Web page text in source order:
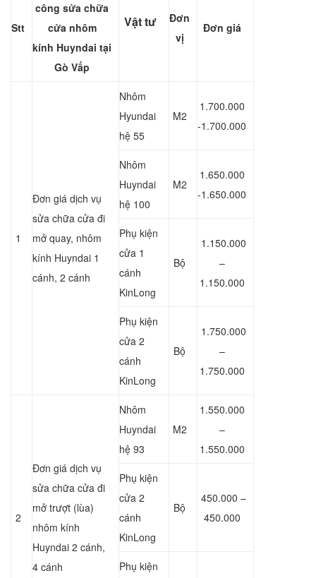
Stt
công sửa chữa
cửa nhôm
kính Huyndai tại
Gò Vấp
Vật tư
Đơn
vị
Đơn giá
1
Đơn giá dịch vụ
sửa chữa cửa đi
mở quay, nhôm
kính Huyndai 1
cánh, 2 cánh
Nhôm
Hyundai
hệ 55
M2
1.700.000
-1.700.000
Nhôm
Huyndai
hệ 100
M2
1.650.000
-1.650.000
Phụ kiện
cửa 1
cánh
KinLong
Bộ
1.150.000
–
1.150.000
Phụ kiện
cửa 2
cánh
KinLong
Bộ
1.750.000
–
1.750.000
2
Đơn giá dịch vụ
sửa chữa cửa đi
mở trượt (lùa)
nhôm kính
Huyndai 2 cánh,
4 cánh
Nhôm
Huyndai
hệ 93
M2
1.550.000
–
1.550.000
Phụ kiện
cửa 2
cánh
KinLong
Bộ
450.000 –
450.000
Phụ kiện